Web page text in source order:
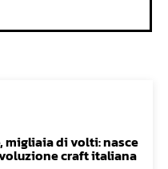
di volti: nasce
craft italiana